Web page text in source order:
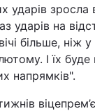
ударів
ударів на
більше, ніж
І їх
напрямків".